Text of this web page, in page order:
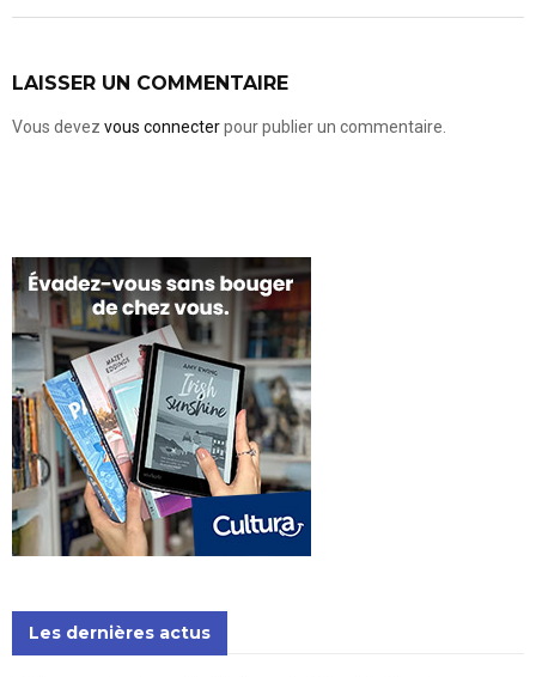
LAISSER UN COMMENTAIRE
Vous devez vous connecterpour publier un commentaire.
Les dernières actus